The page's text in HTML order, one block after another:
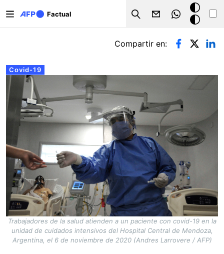
Factual
Search
Modo
oscuro
Solapas principales
Covid-19
Compartir en:
Trabajadores de la salud atienden a un paciente con covid-19 en la
unidad de cuidados intensivos del Hospital Central de Mendoza,
Argentina, el 6 de noviembre de 2020 (Andres Larrovere / AFP)